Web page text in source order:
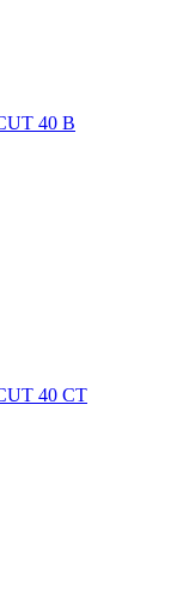
40 B
40 СT